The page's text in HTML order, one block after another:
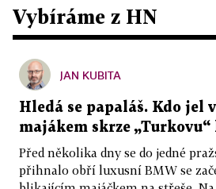
Vybíráme z HN
JAN KUBITA
Hledá se papaláš. Kdo jel
majákem skrze
Před několika dny se do jedné
přihnalo obří luxusní BMW se